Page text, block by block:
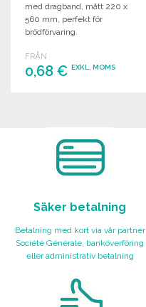
med dragband, mått 220 x
560 mm, perfekt för
brödförvaring.
FRÅN
0,68 € EXKL. MOMS
Säker betalning
Betalning med kort via vår partner
Société Générale, banköverföring
eller administrativ betalning